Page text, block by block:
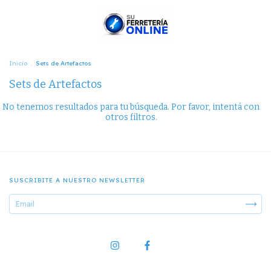
Inicio . Sets de Artefactos
Sets de Artefactos
No tenemos resultados para tu búsqueda. Por favor, intentá con
otros filtros.
SUSCRIBITE A NUESTRO NEWSLETTER